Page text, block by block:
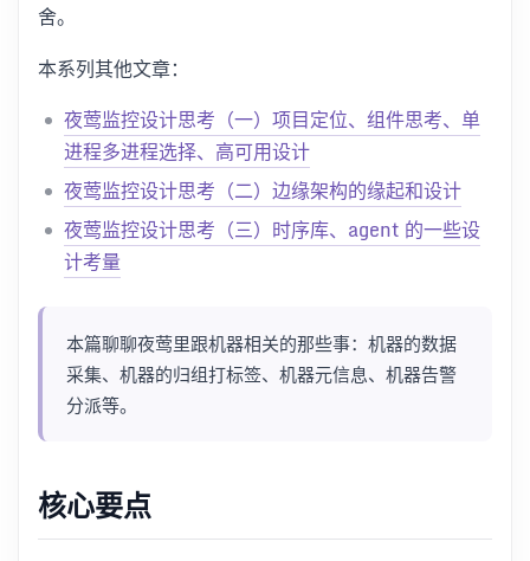
舍。
本系列其他文章：
夜莺监控设计思考（一）项目定位、组件思考、单
进程多进程选择、高可用设计
夜莺监控设计思考（二）边缘架构的缘起和设计
夜莺监控设计思考（三）时序库、agent 的一些设
计考量
本篇聊聊夜莺里跟机器相关的那些事：机器的数据
采集、机器的归组打标签、机器元信息、机器告警
分派等。
核心要点